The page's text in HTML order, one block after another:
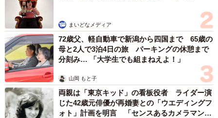
て、雰囲気が悪くなった事があり嫌な思いをしていた為、
今回は『同じ部屋は嫌だなぁ』と感じたようです。もしそ
の子との相性が良く、楽しく過ごせそうならば受け入れた
のかもしれません。
――昨年の経験もあって先生に相談されたのですね。
年配の話しやすい先生なので、自分の気持ちを素直に話し
たそうです。
まいどなメディア
72歳父、軽自動車で新潟から四国まで 65歳の
母と2人で3泊4日の旅 パーキングの休憩まで
分刻み… 「大学生でも組まねえよ！」
山岡 もと子
両親は「東京キッド」の看板役者 ライダー演
じた42歳元俳優が再婚妻との「ウエディングフ
ォト」計画を明言 「センスあるカメラマン求